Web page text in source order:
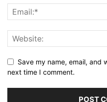
Save my name, email, and
next time I comment.